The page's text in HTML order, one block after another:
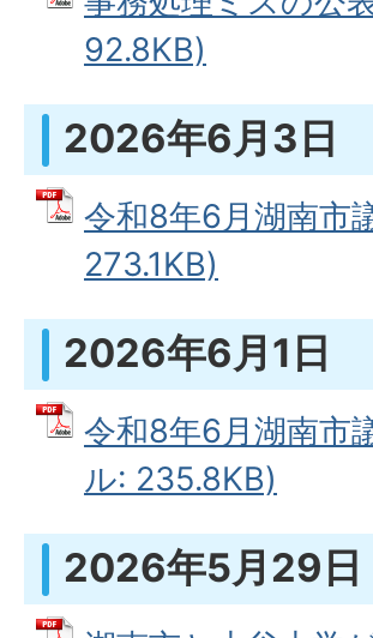
92.8KB)
2026年6月3日
令和8年6月湖南市
273.1KB)
2026年6月1日
令和8年6月湖南市
ル: 235.8KB)
2026年5月29日